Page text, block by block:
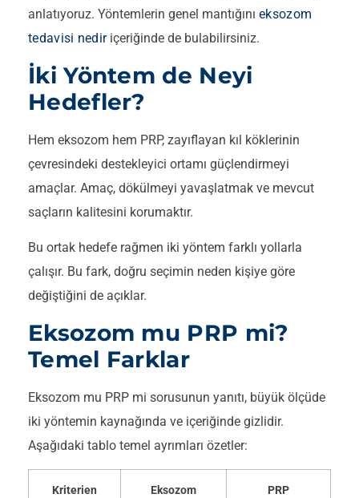
anlatıyoruz. Yöntemlerin genel mantığını eksozom
tedavisi nediriçeriğinde de bulabilirsiniz.
İki Yöntem de Neyi
Hedefler?
Hem eksozom hem PRP, zayıflayan kıl köklerinin
çevresindeki destekleyici ortamı güçlendirmeyi
amaçlar. Amaç, dökülmeyi yavaşlatmak ve mevcut
saçların kalitesini korumaktır.
Bu ortak hedefe rağmen iki yöntem farklı yollarla
çalışır. Bu fark, doğru seçimin neden kişiye göre
değiştiğini de açıklar.
Eksozom mu PRP mi?
Temel Farklar
Eksozom mu PRP mi sorusunun yanıtı, büyük ölçüde
iki yöntemin kaynağında ve içeriğinde gizlidir.
Aşağıdaki tablo temel ayrımları özetler:
Kriterien Eksozom PRP